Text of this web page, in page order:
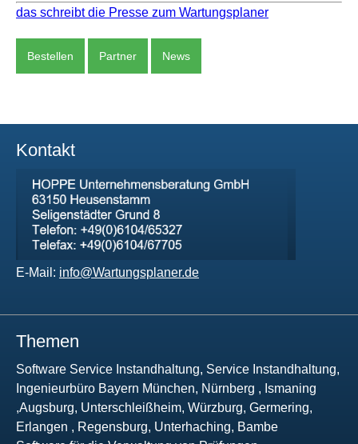
das schreibt die Presse zum Wartungsplaner
Bestellen Partner News
Kontakt
E-Mail: info@Wartungsplaner.de
Themen
Software Service Instandhaltung, Service Instandhaltung,
Ingenieurbüro Bayern München, Nürnberg , Ismaning
,Augsburg, Unterschleißheim, Würzburg, Germering,
Erlangen , Regensburg, Unterhaching, Bambe